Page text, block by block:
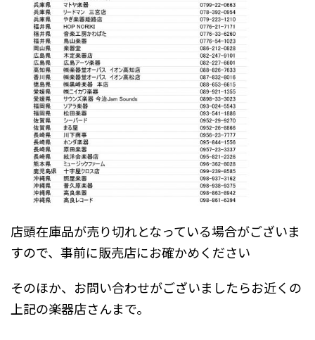
店頭在庫品が売り切れとなっている場合がございま
すので、事前に販売店にお確かめください
そのほか、お問い合わせがございましたらお近くの
上記の楽器店さんまで。